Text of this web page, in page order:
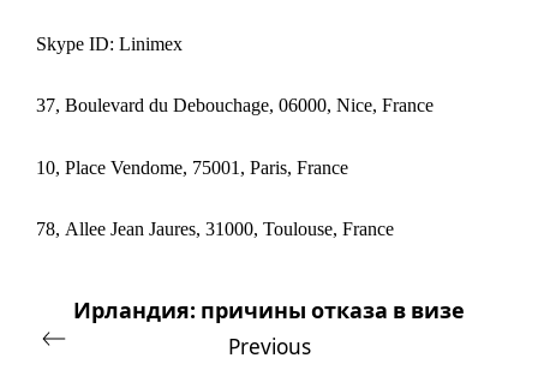
Skype ID: Linimex
37, Boulevard du Debouchage, 06000, Nice, France
10, Place Vendome, 75001, Paris, France
78, Allee Jean Jaures, 31000, Toulouse, France
Ирландия: причины отказа в визе
Previous